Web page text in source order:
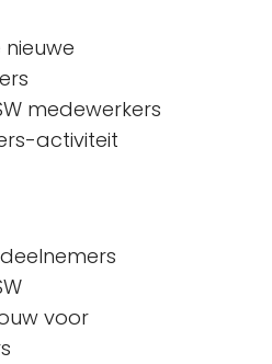
medewerkers
activiteit
voor